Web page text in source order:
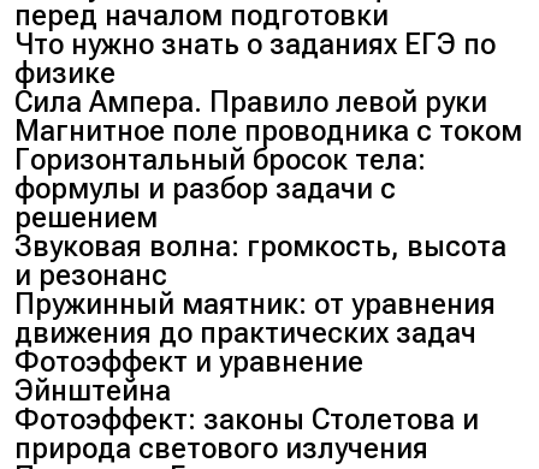
перед началом подготовки
Что нужно знать о заданиях ЕГЭ по
физике
Сила Ампера. Правило левой руки
Магнитное поле проводника с током
Горизонтальный бросок тела:
формулы и разбор задачи с
решением
Звуковая волна: громкость, высота
и резонанс
Пружинный маятник: от уравнения
движения до практических задач
Фотоэффект и уравнение
Эйнштейна
Фотоэффект: законы Столетова и
природа светового излучения